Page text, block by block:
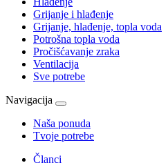
Grijanje i hlađenje
Grijanje, hlađenje, topla voda
Potrošna topla voda
Pročišćavanje zraka
Ventilacija
Sve potrebe
Navigacija
Naša ponuda
Tvoje potrebe
Članci